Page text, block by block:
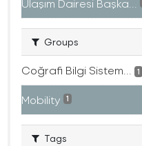
Ulaşım Dairesi Başka...
Groups
Coğrafi Bilgi Sistem... 1
Mobility 1
Tags